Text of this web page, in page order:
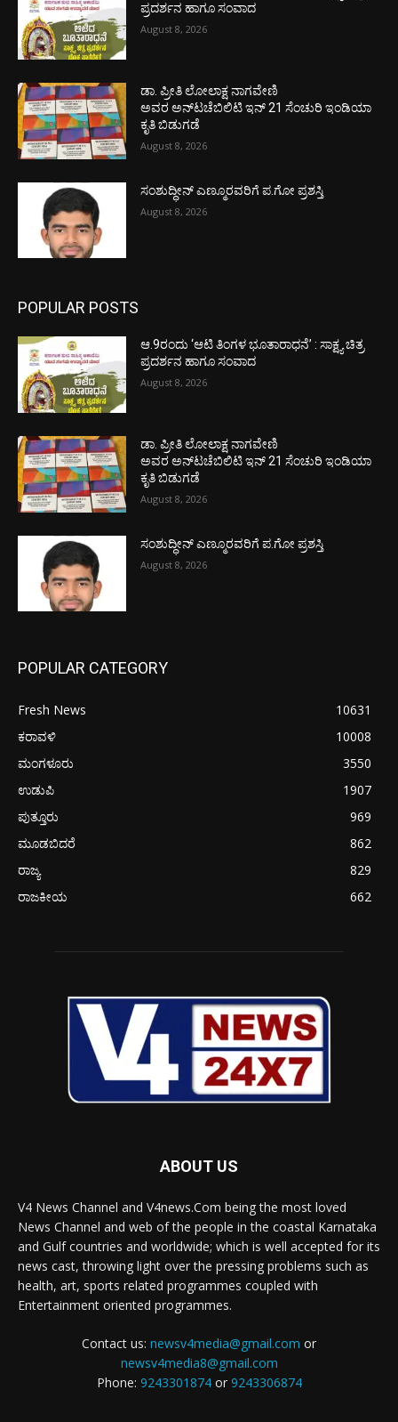
ಪ್ರದರ್ಶನ ಹಾಗೂ ಸಂವಾದ
August 8, 2026
ಡಾ. ಪ್ರೀತಿ ಲೋಲಾಕ್ಷ ನಾಗವೇಣಿ
ಅವರ ಅನ್‌ಟಚೆಬಿಲಿಟಿ ಇನ್ 21 ಸೆಂಚುರಿ ಇಂಡಿಯಾ
ಕೃತಿ ಬಿಡುಗಡೆ
August 8, 2026
ಸಂಶುದ್ಧೀನ್ ಎಣ್ಮೂರವರಿಗೆ ಪ.ಗೋ ಪ್ರಶಸ್ತಿ
August 8, 2026
POPULAR POSTS
ಆ.9ರಂದು ‘ಆಟಿ ತಿಂಗಳ ಭೂತಾರಾಧನೆ’ : ಸಾಕ್ಷ್ಯ ಚಿತ್ರ
ಪ್ರದರ್ಶನ ಹಾಗೂ ಸಂವಾದ
August 8, 2026
ಡಾ. ಪ್ರೀತಿ ಲೋಲಾಕ್ಷ ನಾಗವೇಣಿ
ಅವರ ಅನ್‌ಟಚೆಬಿಲಿಟಿ ಇನ್ 21 ಸೆಂಚುರಿ ಇಂಡಿಯಾ
ಕೃತಿ ಬಿಡುಗಡೆ
August 8, 2026
ಸಂಶುದ್ಧೀನ್ ಎಣ್ಮೂರವರಿಗೆ ಪ.ಗೋ ಪ್ರಶಸ್ತಿ
August 8, 2026
POPULAR CATEGORY
Fresh News
10631
ಕರಾವಳಿ
10008
ಮಂಗಳೂರು
3550
ಉಡುಪಿ
1907
ಪುತ್ತೂರು
969
ಮೂಡಬಿದರೆ
862
ರಾಜ್ಯ
829
ರಾಜಕೀಯ
662
ABOUT US
V4 News Channel and V4news.Com being the most loved
News Channel and web of the people in the coastal Karnataka
and Gulf countries and worldwide; which is well accepted for its
news cast, throwing light over the pressing problems such as
health, art, sports related programmes coupled with
Entertainment oriented programmes.
Contact us: newsv4media@gmail.com or
newsv4media8@gmail.com
Phone: 9243301874or 9243306874